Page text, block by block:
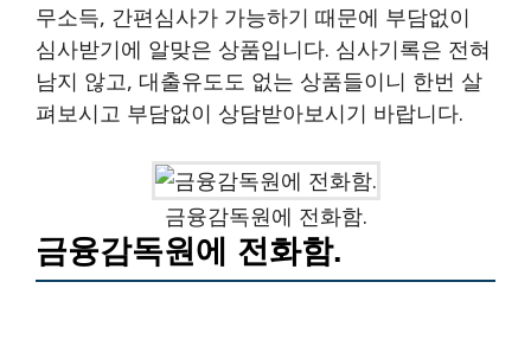
무소득, 간편심사가 가능하기 때문에 부담없이
심사받기에 알맞은 상품입니다. 심사기록은 전혀
남지 않고, 대출유도도 없는 상품들이니 한번 살
펴보시고 부담없이 상담받아보시기 바랍니다.
금융감독원에 전화함.
금융감독원에 전화함.